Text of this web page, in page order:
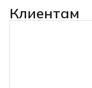
Клиентам